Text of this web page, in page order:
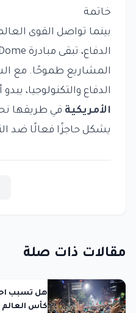
خاتمة
بينما تواصل القوى
المشاريع طموحًا. مع
الدفاع والتكنولوجيا، يبدو
الأمريكية في طريقها
يشكل حاجزًا فعالًا ضد
مقالات ذات صلة
هل تسبب
كأس العالم 2026 هزة أرضية صناعية؟